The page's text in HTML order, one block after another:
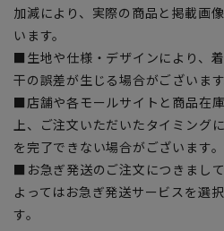
加減により、実際の商品と掲載画
います。
■生地や仕様・デザインにより、
干の誤差が生じる場合がございま
■店舗や各モールサイトと商品在
上、ご注文いただいたタイミング
を完了できない場合がございます
■お急ぎ発送のご注文につきまし
よってはお急ぎ発送サービスを選
す。